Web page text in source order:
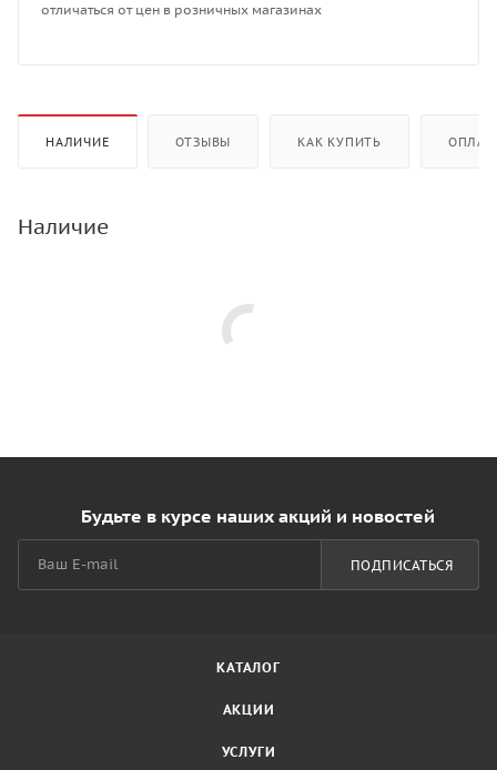
отличаться от цен в розничных магазинах
НАЛИЧИЕ ОТЗЫВЫ КАК КУПИТЬ
Наличие
Будьте в курсе наших акций и новостей
ПОДПИСАТЬСЯ
КАТАЛОГ
АКЦИИ
УСЛУГИ